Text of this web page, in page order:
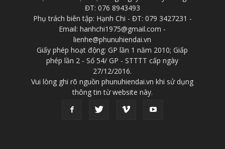
ĐT: 076 8943493
Phụ trách biên tập: Hạnh Chi - ĐT: 079 3427231 -
Email: hanhchi1975@gmail.com -
lienhe@phunuhiendai.vn
Giấy phép hoạt động: GP lần 1 năm 2010; Giấp
phép lần 2 - Số 54/ GP - STTTT cấp ngày
27/12/2016.
Vui lòng ghi rõ nguồn phunuhiendai.vn khi sử dụng
thông tin từ website này.